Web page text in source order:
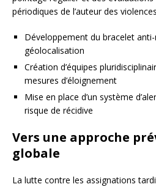
périodiques de l’auteur des
Développement du bracelet
géolocalisation
Création d’équipes
mesures d’éloignement
Mise en place d’un système
risque de récidive
Vers une approche
globale
La lutte contre les assignations